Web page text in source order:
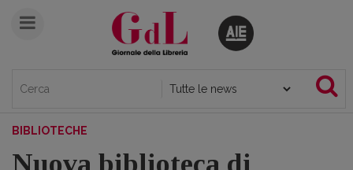
BIBLIOTECHE
Nuova biblioteca di